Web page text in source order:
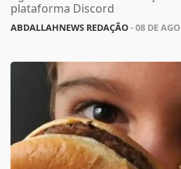
plataforma Discord
ABDALLAHNEWS REDAÇÃO- 08 DE AGO